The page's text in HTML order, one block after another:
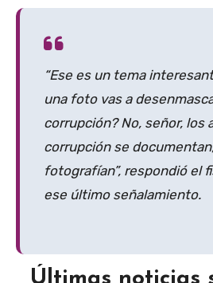
“Ese es un tema
una foto vas a
corrupción? No, señor, los
corrupción se
fotografían”, respondió el
ese último señalamiento.